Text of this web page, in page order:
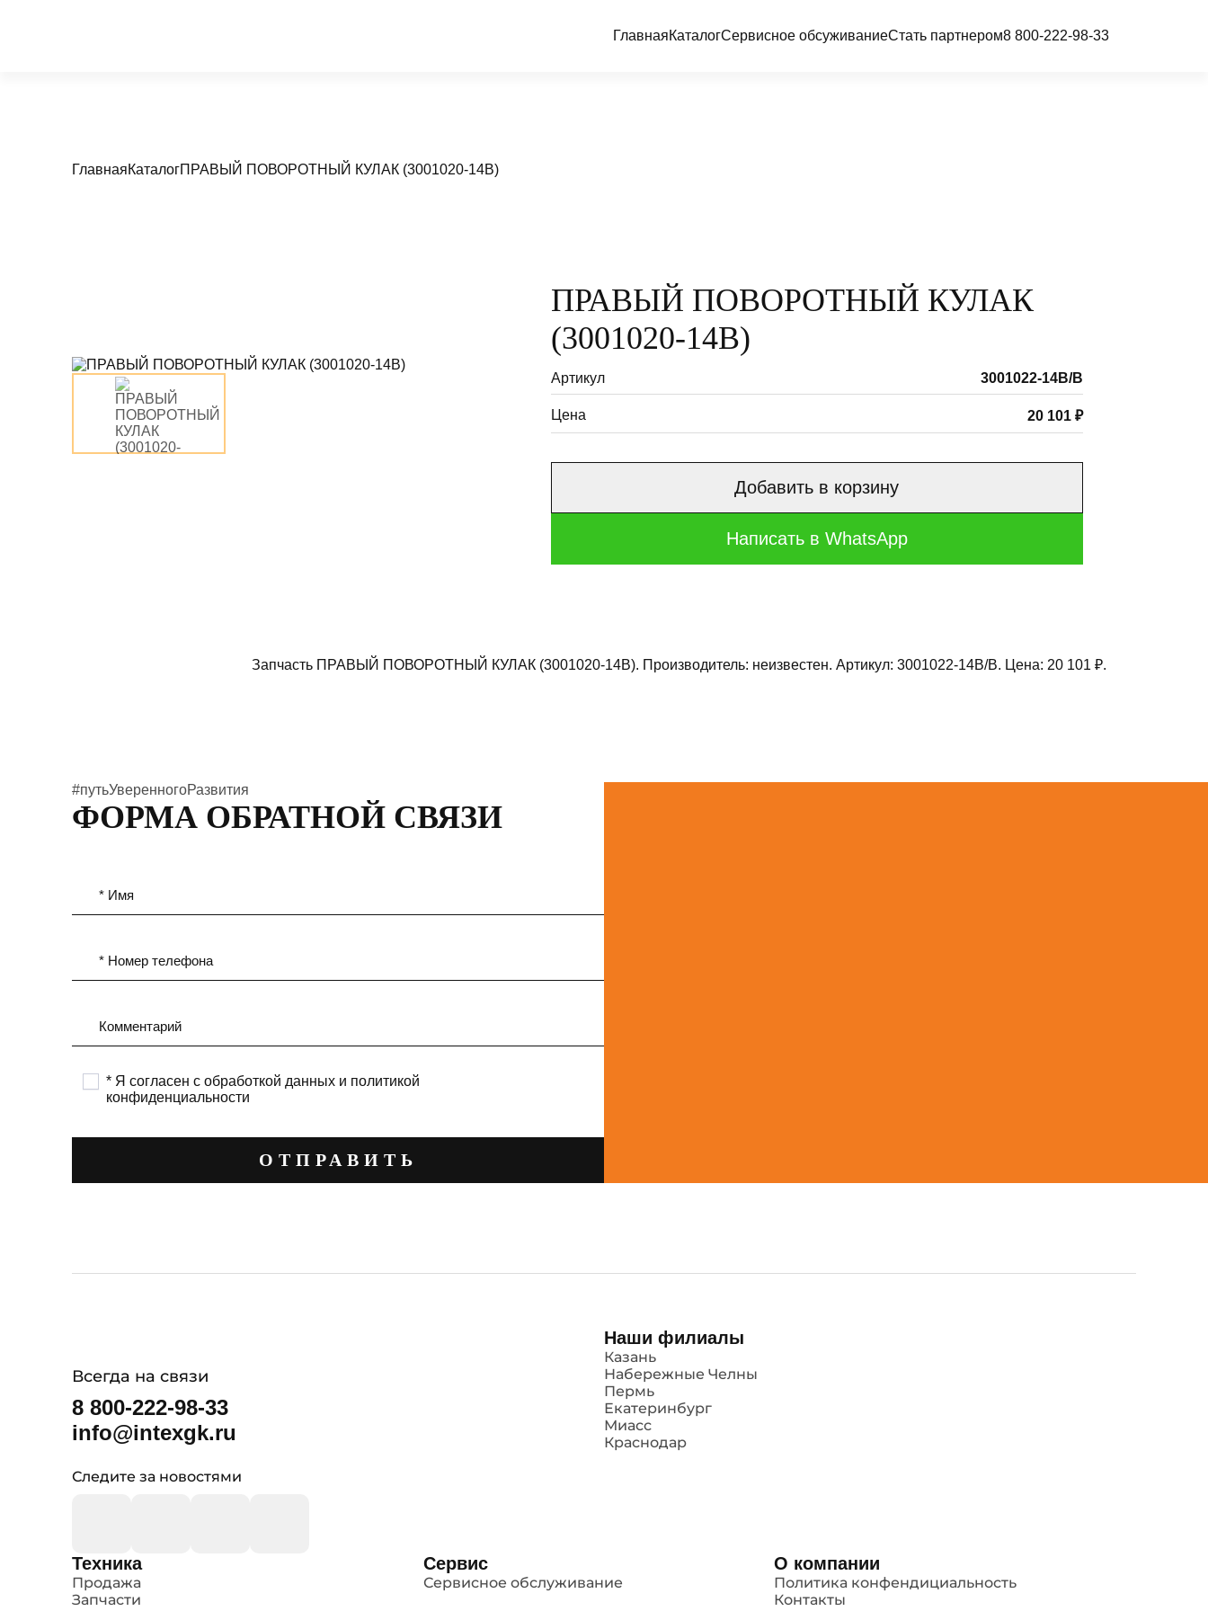
ГлавнаяКаталогСервисное обсуживаниеСтать партнером8 800-222-98-33
ГлавнаяКаталогПРАВЫЙ ПОВОРОТНЫЙ КУЛАК (3001020-14В)
ПРАВЫЙ ПОВОРОТНЫЙ КУЛАК
(3001020-14В)
Артикул 3001022-14B/B
Цена 20 101 ₽
Добавить в корзину
Написать в WhatsApp
Запчасть ПРАВЫЙ ПОВОРОТНЫЙ КУЛАК (3001020-14В). Производитель: неизвестен. Артикул: 3001022-14B/B. Цена: 20 101 ₽.
#путьУверенногоРазвития
ФОРМА ОБРАТНОЙ СВЯЗИ
* Имя
* Номер телефона
Комментарий
* Я согласен с обработкой данных и политикой
конфиденциальности
ОТПРАВИТЬ
Всегда на связи
8 800-222-98-33
info@intexgk.ru
Следите за новостями
Наши филиалы
Казань
Набережные Челны
Пермь
Екатеринбург
Миасс
Краснодар
Техника
Продажа
Запчасти
Сервис
Сервисное обслуживание
О компании
Политика конфендициальность
Контакты